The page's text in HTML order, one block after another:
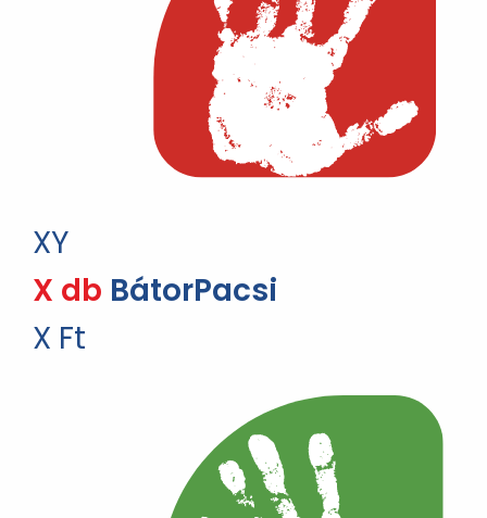
XY
X db BátorPacsi
X Ft